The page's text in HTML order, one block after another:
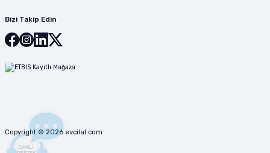
Bizi Takip Edin
Copyright © 2026 evcilal.com